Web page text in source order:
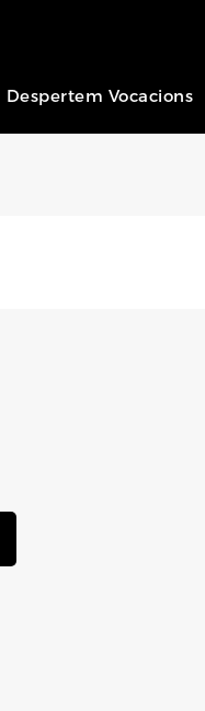
Despertem Vocacions